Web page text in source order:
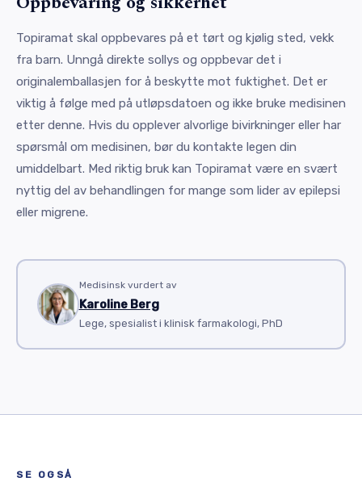
Topiramat skal oppbevares på et tørt og kjølig sted, vekk
fra barn. Unngå direkte sollys og oppbevar det i
originalemballasjen for å beskytte mot fuktighet. Det er
viktig å følge med på utløpsdatoen og ikke bruke medisinen
etter denne. Hvis du opplever alvorlige bivirkninger eller har
spørsmål om medisinen, bør du kontakte legen din
umiddelbart. Med riktig bruk kan Topiramat være en svært
nyttig del av behandlingen for mange som lider av epilepsi
eller migrene.
Medisinsk vurdert av
Karoline Berg
Lege, spesialist i klinisk farmakologi, PhD
SE OGSÅ